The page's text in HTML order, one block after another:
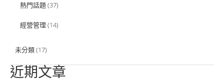
熱門話題(37)
經營管理 (14)
未分類(17)
近期文章